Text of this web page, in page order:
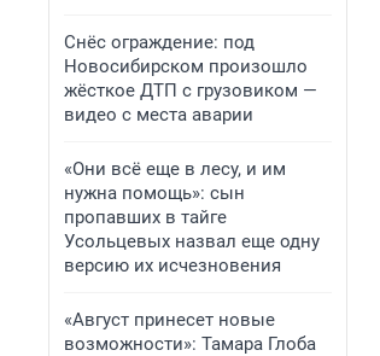
Снёс ограждение: под
Новосибирском произошло
жёсткое ДТП с грузовиком —
видео с места аварии
«Они всё еще в лесу, и им
нужна помощь»: сын
пропавших в тайге
Усольцевых назвал еще одну
версию их исчезновения
«Август принесет новые
возможности»: Тамара Глоба